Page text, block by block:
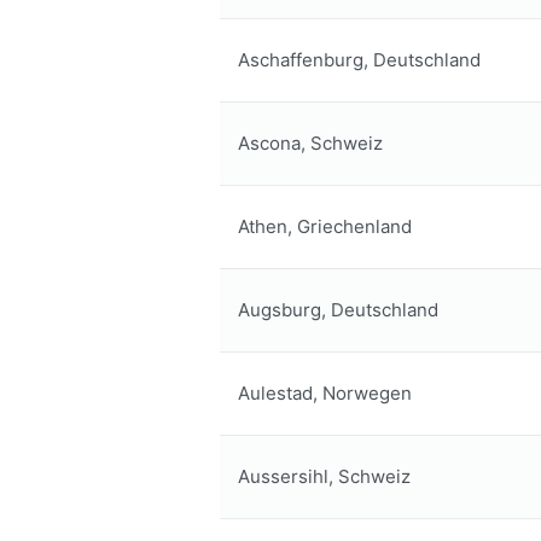
Aschaffenburg, Deutschland
Ascona, Schweiz
Athen, Griechenland
Augsburg, Deutschland
Aulestad, Norwegen
Aussersihl, Schweiz